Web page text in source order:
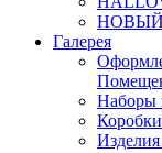
Галерея
Наборы
Изделия